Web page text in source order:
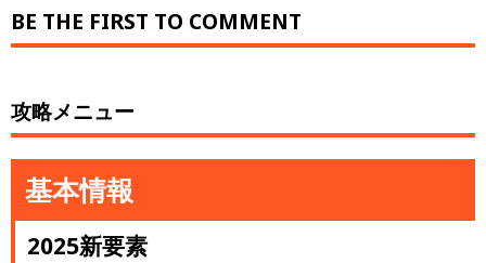
BE THE FIRST TO COMMENT
攻略メニュー
基本情報
2025新要素